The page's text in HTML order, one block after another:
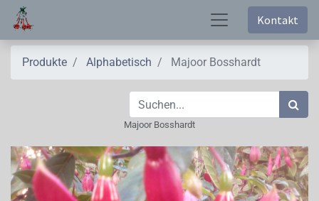
Kontakt
Produkte Alphabetisch Majoor Bosshardt
Majoor Bosshardt